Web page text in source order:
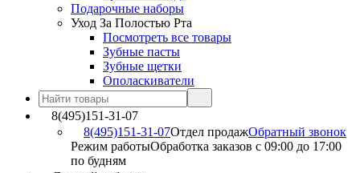
Подарочные наборы
Уход За Полостью Рта
Посмотреть все товары
Зубные пасты
Зубные щетки
Ополаскиватели
8(495)151-31-07
8(495)151-31-07Отдел продажОбратный звонок
Режим работыОбработка заказов с 09:00 до 17:00
по будням